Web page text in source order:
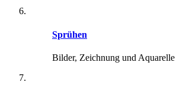
Sprühen
Bilder, Zeichnung und Aquarelle